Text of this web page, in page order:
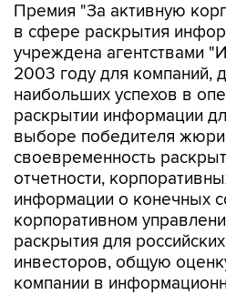
Премия "За активную
в сфере раскрытия
учреждена агентствами
2003 году для компаний,
наибольших успехов в
раскрытии информации
выборе победителя жюри
своевременность
отчетности,
информации о конечных
корпоративном
раскрытия для
инвесторов, общую
компании в